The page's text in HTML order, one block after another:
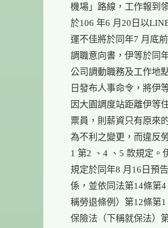
機場」路線，工作報
於106 年6 月20日以
運不佳將於同年7 月
調職意向書，伊等於同
公司調動職務及工作
日發布人事命令，將伊
因大園調度站距離伊
票員，則薪資只有原來
為不利之變更，而違
1 第2 、4 、5 款規定
規定於同年8 月16日預
係，並依同法第14條第4
稱勞退條例）第12條
保險法（下稱就保法